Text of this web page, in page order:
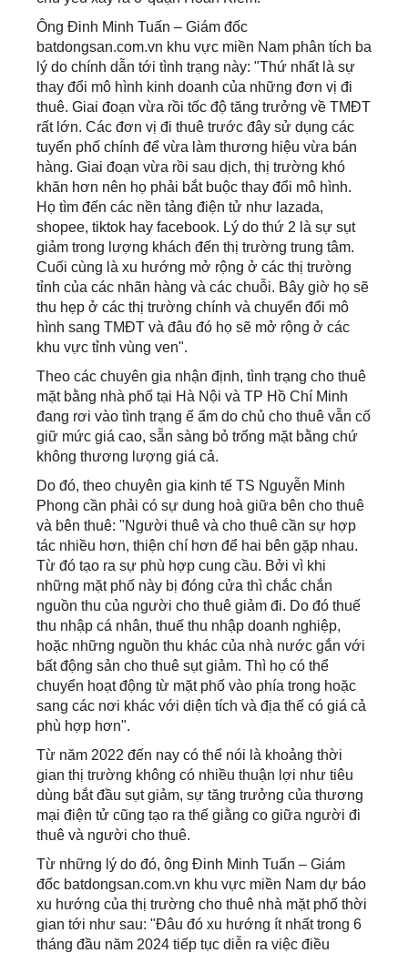
Ông Đinh Minh Tuấn – Giám đốc
batdongsan.com.vn khu vực miền Nam phân tích ba
lý do chính dẫn tới tình trạng này: "Thứ nhất là sự
thay đổi mô hình kinh doanh của những đơn vị đi
thuê. Giai đoạn vừa rồi tốc độ tăng trưởng về TMĐT
rất lớn. Các đơn vị đi thuê trước đây sử dụng các
tuyến phố chính để vừa làm thương hiệu vừa bán
hàng. Giai đoạn vừa rồi sau dịch, thị trường khó
khăn hơn nên họ phải bắt buộc thay đổi mô hình.
Họ tìm đến các nền tảng điện tử như lazada,
shopee, tiktok hay facebook. Lý do thứ 2 là sự sụt
giảm trong lượng khách đến thị trường trung tâm.
Cuối cùng là xu hướng mở rộng ở các thị trường
tỉnh của các nhãn hàng và các chuỗi. Bây giờ họ sẽ
thu hẹp ở các thị trường chính và chuyển đổi mô
hình sang TMĐT và đâu đó họ sẽ mở rộng ở các
khu vực tỉnh vùng ven".
Theo các chuyên gia nhận định, tình trạng cho thuê
mặt bằng nhà phố tại Hà Nội và TP Hồ Chí Minh
đang rơi vào tình trạng ế ẩm do chủ cho thuê vẫn cố
giữ mức giá cao, sẵn sàng bỏ trống mặt bằng chứ
không thương lượng giá cả.
Do đó, theo chuyên gia kinh tế TS Nguyễn Minh
Phong cần phải có sự dung hoà giữa bên cho thuê
và bên thuê: "Người thuê và cho thuê cần sự hợp
tác nhiều hơn, thiện chí hơn để hai bên gặp nhau.
Từ đó tạo ra sự phù hợp cung cầu. Bởi vì khi
những mặt phố này bị đóng cửa thì chắc chắn
nguồn thu của người cho thuê giảm đi. Do đó thuế
thu nhập cá nhân, thuế thu nhập doanh nghiệp,
hoặc những nguồn thu khác của nhà nước gắn với
bất động sản cho thuê sụt giảm. Thì họ có thể
chuyển hoạt động từ mặt phố vào phía trong hoặc
sang các nơi khác với diện tích và địa thế có giá cả
phù hợp hơn".
Từ năm 2022 đến nay có thể nói là khoảng thời
gian thị trường không có nhiều thuận lợi như tiêu
dùng bắt đầu sụt giảm, sự tăng trưởng của thương
mại điện tử cũng tạo ra thế giằng co giữa người đi
thuê và người cho thuê.
Từ những lý do đó, ông Đinh Minh Tuấn – Giám
đốc batdongsan.com.vn khu vực miền Nam dự báo
xu hướng của thị trường cho thuê nhà mặt phố thời
gian tới như sau: "Đâu đó xu hướng ít nhất trong 6
tháng đầu năm 2024 tiếp tục diễn ra việc điều